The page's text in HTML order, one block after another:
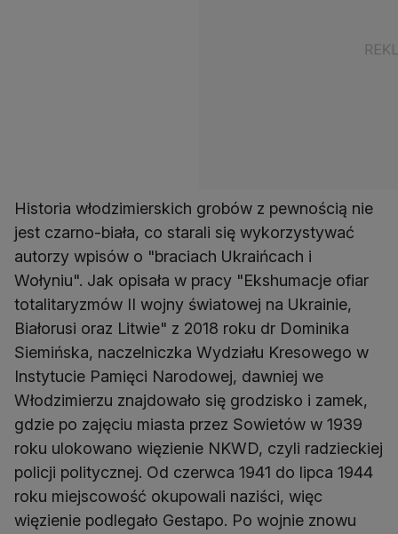
Historia włodzimierskich grobów z pewnością nie
jest czarno-biała, co starali się wykorzystywać
autorzy wpisów o "braciach Ukraińcach i
Wołyniu". Jak opisała w pracy "Ekshumacje ofiar
totalitaryzmów II wojny światowej na Ukrainie,
Białorusi oraz Litwie" z 2018 roku dr Dominika
Siemińska, naczelniczka Wydziału Kresowego w
Instytucie Pamięci Narodowej, dawniej we
Włodzimierzu znajdowało się grodzisko i zamek,
gdzie po zajęciu miasta przez Sowietów w 1939
roku ulokowano więzienie NKWD, czyli radzieckiej
policji politycznej. Od czerwca 1941 do lipca 1944
roku miejscowość okupowali naziści, więc
więzienie podlegało Gestapo. Po wojnie znowu